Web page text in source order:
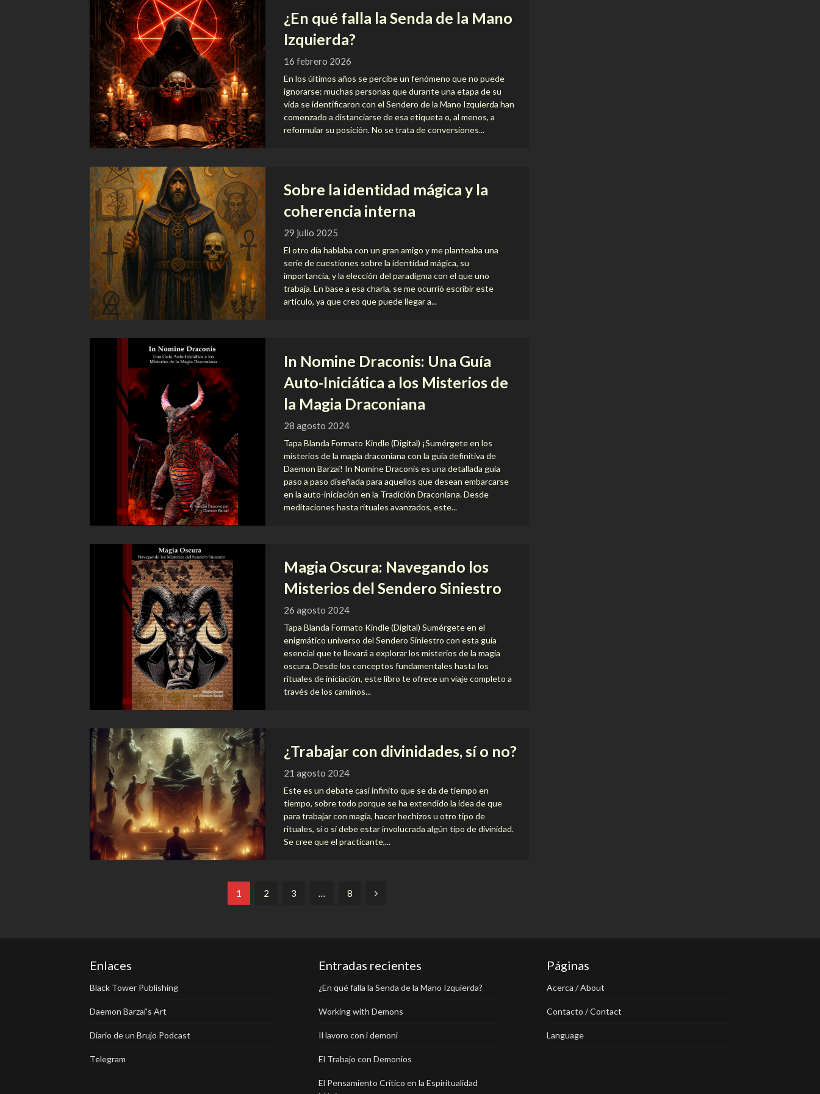
¿En qué falla la Senda de la Mano
Izquierda?
16 febrero 2026
En los últimos años se percibe un fenómeno que no puede
ignorarse: muchas personas que durante una etapa de su
vida se identificaron con el Sendero de la Mano Izquierda han
comenzado a distanciarse de esa etiqueta o, al menos, a
reformular su posición. No se trata de conversiones...
Sobre la identidad mágica y la
coherencia interna
29 julio 2025
El otro día hablaba con un gran amigo y me planteaba una
serie de cuestiones sobre la identidad mágica, su
importancia, y la elección del paradigma con el que uno
trabaja. En base a esa charla, se me ocurrió escribir este
artículo, ya que creo que puede llegar a...
In Nomine Draconis: Una Guía
Auto-Iniciática a los Misterios de
la Magia Draconiana
28 agosto 2024
Tapa Blanda Formato Kindle (Digital) ¡Sumérgete en los
misterios de la magia draconiana con la guía definitiva de
Daemon Barzai! In Nomine Draconis es una detallada guía
paso a paso diseñada para aquellos que desean embarcarse
en la auto-iniciación en la Tradición Draconiana. Desde
meditaciones hasta rituales avanzados, este...
Magia Oscura: Navegando los
Misterios del Sendero Siniestro
26 agosto 2024
Tapa Blanda Formato Kindle (Digital) Sumérgete en el
enigmático universo del Sendero Siniestro con esta guía
esencial que te llevará a explorar los misterios de la magia
oscura. Desde los conceptos fundamentales hasta los
rituales de iniciación, este libro te ofrece un viaje completo a
través de los caminos...
¿Trabajar con divinidades, sí o no?
21 agosto 2024
Este es un debate casi infinito que se da de tiempo en
tiempo, sobre todo porque se ha extendido la idea de que
para trabajar con magia, hacer hechizos u otro tipo de
rituales, sí o sí debe estar involucrada algún tipo de divinidad.
Se cree que el practicante,...
1 2 3 … 8
Enlaces
Black Tower Publishing
Daemon Barzai's Art
Diario de un Brujo Podcast
Telegram
Entradas recientes
¿En qué falla la Senda de la Mano Izquierda?
Working with Demons
Il lavoro con i demoni
El Trabajo con Demonios
El Pensamiento Crítico en la Espiritualidad
Páginas
Acerca / About
Contacto / Contact
Language